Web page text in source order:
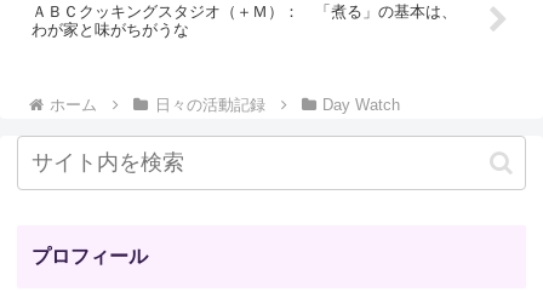
ＡＢＣクッキングスタジオ（＋Ｍ）： 「煮る」の基本は、
わが家と味がちがうな
ホーム 日々の活動記録 Day Watch
プロフィール